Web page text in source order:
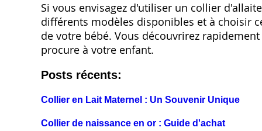
Si vous envisagez d'utiliser un collier
différents modèles disponibles et à choisir
de votre bébé. Vous découvrirez
procure à votre enfant.
Posts récents:
Collier en Lait Maternel : Un Souvenir Unique
Collier de naissance en or : Guide d'achat